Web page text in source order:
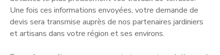
Une fois ces informations envoyées, votre demande de
devis sera transmise auprès de nos partenaires jardiniers
et artisans dans votre région et ses environs.